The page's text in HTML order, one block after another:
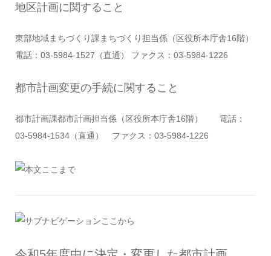
地区計画に関すること
東部地域まちづくり課まちづくり担当係（区役所本庁舎16階）
電話：03-5984-1527（直通） ファクス：03-5984-1226
都市計画変更の手続に関すること
都市計画課都市計画担当係（区役所本庁舎16階） 電話：
03-5984-1534（直通） ファクス：03-5984-1226